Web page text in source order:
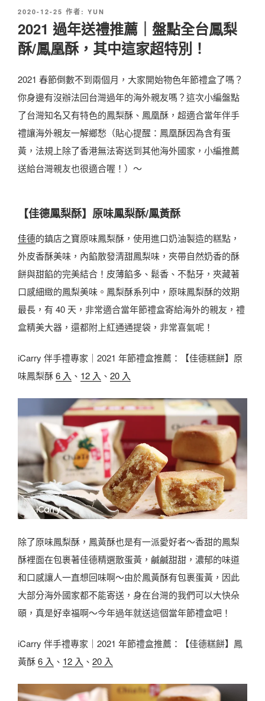
發
於
2020-12-25 作者: YUN
2021 過年送禮推薦｜盤點全台鳳梨
酥/鳳凰酥，其中這家超特別！
2021 春節倒數不到兩個月，大家開始物色年節禮盒了嗎？
你身邊有沒辦法回台灣過年的海外親友嗎？這次小編盤點
了台灣知名又有特色的鳳梨酥、鳳凰酥，超適合當年伴手
禮讓海外親友一解鄉愁（貼心提醒：鳳凰酥因為含有蛋
黃，法規上除了香港無法寄送到其他海外國家，小編推薦
送給台灣親友也很適合喔！）～
【佳德鳳梨酥】原味鳳梨酥/鳳黃酥
佳德的鎮店之寶原味鳳梨酥，使用進口奶油製造的糕點，
外皮香酥美味，內餡散發清甜鳳梨味，夾帶自然奶香的酥
餅與甜餡的完美結合！皮薄餡多、鬆香、不黏牙，夾藏著
口感細緻的鳳梨美味。鳳梨酥系列中，原味鳳梨酥的效期
最長，有 40 天，非常適合當年節禮盒寄給海外的親友，禮
盒精美大器，還都附上紅通通提袋，非常喜氣呢！
iCarry 伴手禮專家｜2021 年節禮盒推薦：【佳德糕餅】原
味鳳梨酥6 入 、 12 入 、 20 入
除了原味鳳梨酥，鳳黃酥也是有一派愛好者～香甜的鳳梨
酥裡面在包裹著佳德精選散蛋黃，鹹鹹甜甜，濃郁的味道
和口感讓人一直想回味啊～由於鳳黃酥有包裹蛋黃，因此
大部分海外國家都不能寄送，身在台灣的我們可以大快朵
頤，真是好幸福啊～今年過年就送這個當年節禮盒吧！
iCarry 伴手禮專家｜2021 年節禮盒推薦：【佳德糕餅】鳳
黃酥6 入 、 12 入 、 20 入